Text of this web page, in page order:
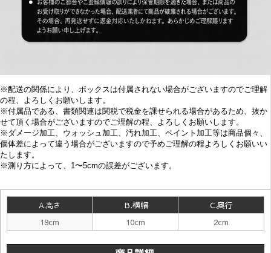
※配送の関係により、ボックスは付属されない場合がございますのでご理解
の程、よろしくお願いします。
※付属品である、書類関連は関税で税金を課せられる場合があるため、抜か
せて頂く場合がございますのでご理解の程、よろしくお願いします。
※ ダメージ加工、 ウォッシュ加工、汚れ加工、ペイント加工等は商品個々、
個体差によって違う場合がございますので予めご理解の程よろしくお願いい
たします。
※測り方によって、1〜5cmの誤差がございます。
A.高さ B.横幅
C.奥行
19cm
10cm 2cm